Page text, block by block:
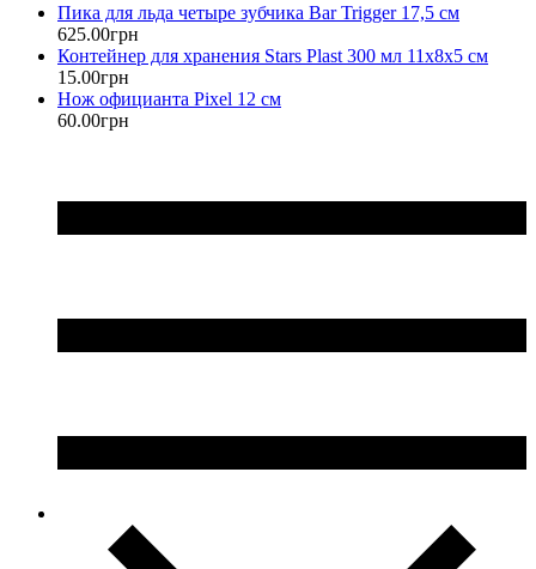
Пика для льда четыре зубчика Bar Trigger 17,5 см
625.00грн
Контейнер для хранения Stars Plast 300 мл 11х8х5 см
15.00грн
Нож официанта Pixel 12 см
60.00грн